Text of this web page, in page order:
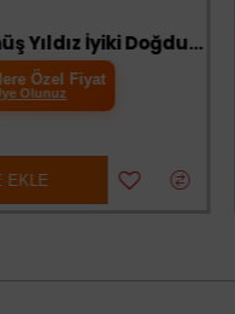
Mavi Üzeri Gümüş Yıldız İyiki Doğdun Flama Süs
Özel Fiyat
Olunuz